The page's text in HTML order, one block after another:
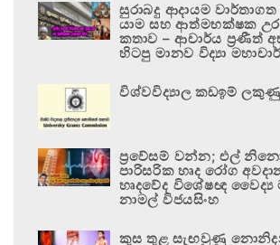
සුරාබදු ආදායම
යාම සහ ආත්මභක්ෂක
කතාව – ආචාර්ය ප්‍රණීත්
හිටපු මානව විද්‍යා
විශ්වවිද්‍යාල කඩඉම්
ප්‍රවේසම් වන්න; එල්
පාරිසරික හෘද රෝග
හෘදවේද විශේෂඥ වෛද්‍ය
නාමල් විජයසිංහ
කුස තුළ සැඟවුණු